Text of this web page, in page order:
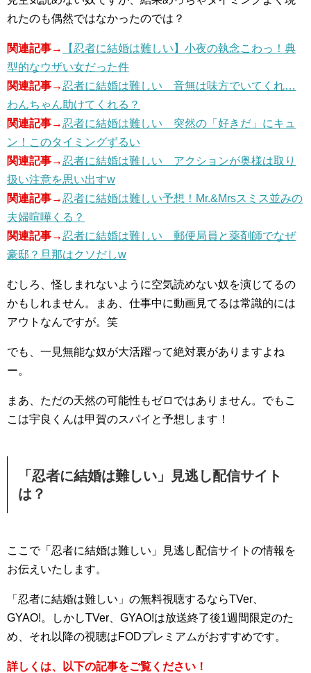
れたのも偶然ではなかったのでは？
関連記事→
【忍者に結婚は難しい】小夜の執念こわっ！典
型的なウザい女だった件
関連記事→ 忍者に結婚は難しい 音無は味方でいてくれ…
わんちゃん助けてくれる？
関連記事→ 忍者に結婚は難しい 突然の「好きだ」にキュ
ン！このタイミングずるい
関連記事→ 忍者に結婚は難しい アクションが奥様は取り
扱い注意を思い出すw
関連記事→ 忍者に結婚は難しい予想！Mr.&Mrsスミス並みの
夫婦喧嘩くる？
関連記事→ 忍者に結婚は難しい 郵便局員と薬剤師でなぜ
豪邸？旦那はクソだしw
むしろ、怪しまれないように空気読めない奴を演じてるの
かもしれません。まあ、仕事中に動画見てるは常識的には
アウトなんですが。笑
でも、一見無能な奴が大活躍って絶対裏がありますよね
ー。
まあ、ただの天然の可能性もゼロではありません。でもこ
こは宇良くんは甲賀のスパイと予想します！
「忍者に結婚は難しい」見逃し配信サイト
は？
ここで「忍者に結婚は難しい」見逃し配信サイトの情報を
お伝えいたします。
「忍者に結婚は難しい」の無料視聴するならTVer、
GYAO!。しかしTVer、GYAO!は放送終了後1週間限定のた
め、それ以降の視聴はFODプレミアムがおすすめです。
詳しくは、以下の記事をご覧ください！